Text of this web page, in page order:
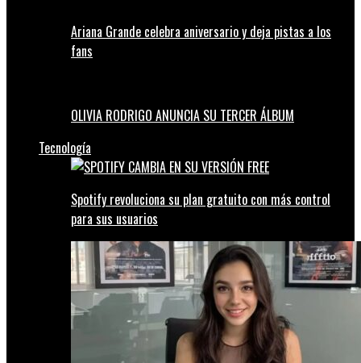
Ariana Grande celebra aniversario y deja pistas a los
fans
OLIVIA RODRIGO ANUNCIA SU TERCER ÁLBUM
Tecnología
Spotify revoluciona su plan gratuito con más control
para sus usuarios